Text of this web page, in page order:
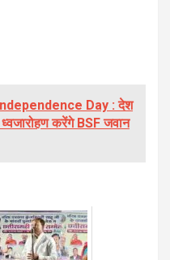
Day : देश
करेंगे BSF जवान